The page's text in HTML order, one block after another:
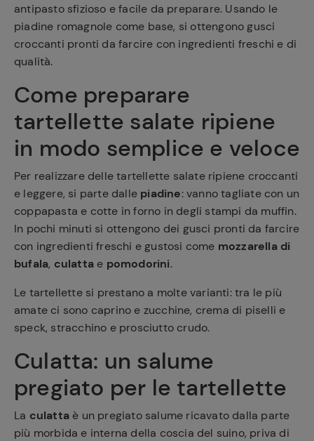
antipasto sfizioso e facile da preparare. Usando le
piadine romagnole come base, si ottengono gusci
croccanti pronti da farcire con ingredienti freschi e di
qualità.
Come preparare
tartellette salate ripiene
in modo semplice e veloce
Per realizzare delle tartellette salate ripiene croccanti
e leggere, si parte dalle piadine: vanno tagliate con un
coppapasta e cotte in forno in degli stampi da muffin.
In pochi minuti si ottengono dei gusci pronti da farcire
con ingredienti freschi e gustosi come mozzarella di
bufala, culatta e pomodorini.
Le tartellette si prestano a molte varianti: tra le più
amate ci sono caprino e zucchine, crema di piselli e
speck, stracchino e prosciutto crudo.
Culatta: un salume
pregiato per le tartellette
La culatta è un pregiato salume ricavato dalla parte
più morbida e interna della coscia del suino, priva di